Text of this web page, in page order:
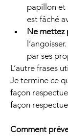
papillon et
est fâché
Ne mettez
par ses
L’autre frases
Je termine ce
façon
façon
Comment